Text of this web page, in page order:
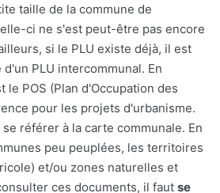
taille de la commune de
ci ne s'est peut-être pas encore
si le PLU existe déjà, il est
PLU intercommunal. En
le POS (Plan d'Occupation des
pour les projets d'urbanisme.
référer à la carte communale. En
peu peuplées, les territoires
et/ou zones naturelles et
ces documents, il faut se